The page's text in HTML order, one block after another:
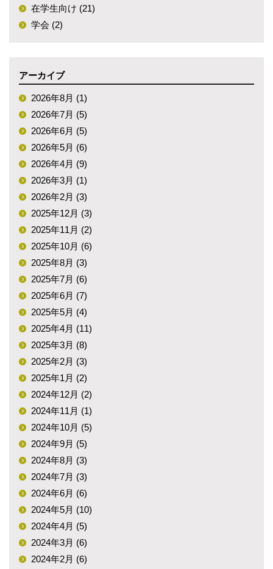
在学生向け (21)
学会 (2)
アーカイブ
2026年8月 (1)
2026年7月 (5)
2026年6月 (5)
2026年5月 (6)
2026年4月 (9)
2026年3月 (1)
2026年2月 (3)
2025年12月 (3)
2025年11月 (2)
2025年10月 (6)
2025年8月 (3)
2025年7月 (6)
2025年6月 (7)
2025年5月 (4)
2025年4月 (11)
2025年3月 (8)
2025年2月 (3)
2025年1月 (2)
2024年12月 (2)
2024年11月 (1)
2024年10月 (5)
2024年9月 (5)
2024年8月 (3)
2024年7月 (3)
2024年6月 (6)
2024年5月 (10)
2024年4月 (5)
2024年3月 (6)
2024年2月 (6)